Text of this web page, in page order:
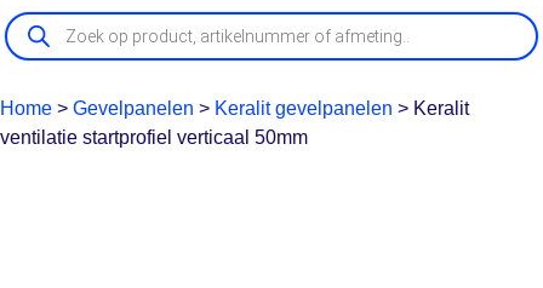
Home > Gevelpanelen > Keralit gevelpanelen > Keralit
ventilatie startprofiel verticaal 50mm